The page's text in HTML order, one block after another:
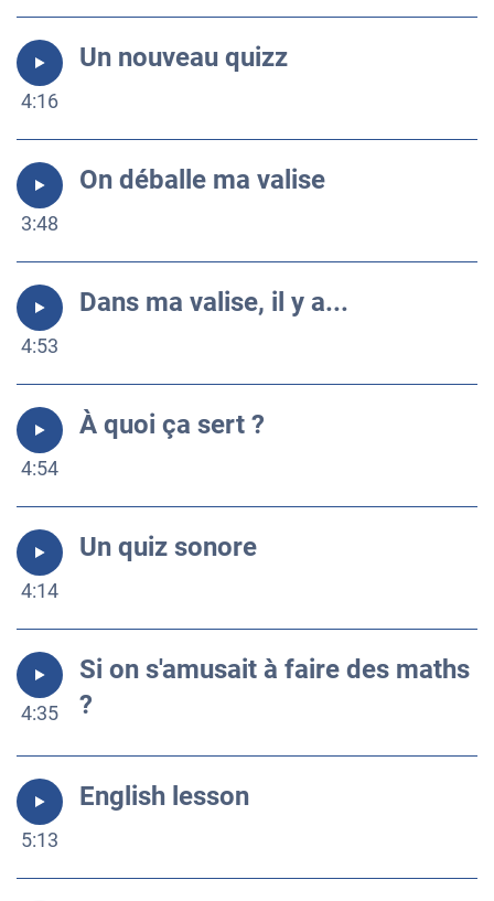
4:16
Un nouveau quizz
3:48
On déballe ma valise
4:53
Dans ma valise, il y a...
4:54
À quoi ça sert ?
4:14
Un quiz sonore
4:35
Si on s'amusait à faire des maths
?
5:13
English lesson